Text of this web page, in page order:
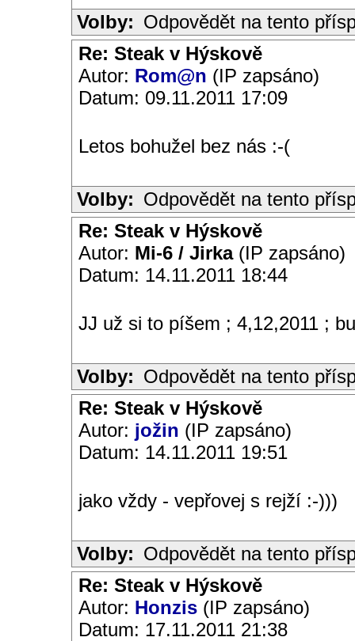
Volby: Odpovědět na tento
Re: Steak v Hýskově
Autor: Rom@n (IP zapsáno)
Datum: 09.11.2011 17:09
Letos bohužel bez nás :-(
Volby: Odpovědět na tento
Re: Steak v Hýskově
Autor: Mi-6 / Jirka(IP zapsáno)
Datum: 14.11.2011 18:44
JJ už si to píšem ; 4,12,2011 ;
Volby: Odpovědět na tento
Re: Steak v Hýskově
Autor: jožin (IP zapsáno)
Datum: 14.11.2011 19:51
jako vždy - vepřovej s rejží :-)))
Volby: Odpovědět na tento
Re: Steak v Hýskově
Autor: Honzis (IP zapsáno)
Datum: 17.11.2011 21:38